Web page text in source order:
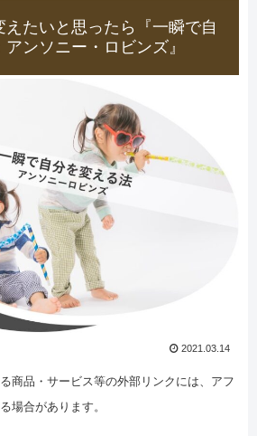
たいと思ったら『一瞬で自
ンソニー・ロビンズ』
2021.03.14
商品・サービス等の外部リンクには、アフ
場合があります。